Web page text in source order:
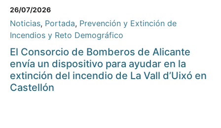
26/07/2026
Noticias, Portada, Prevención y Extinción de
Incendios y Reto Demográfico
El Consorcio de Bomberos de Alicante
envía un dispositivo para ayudar en la
extinción del incendio de La Vall d’Uixó en
Castellón